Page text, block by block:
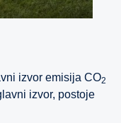
izvor emisija CO2
izvor, postoje